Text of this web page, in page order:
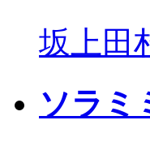
坂上田
ソラミ